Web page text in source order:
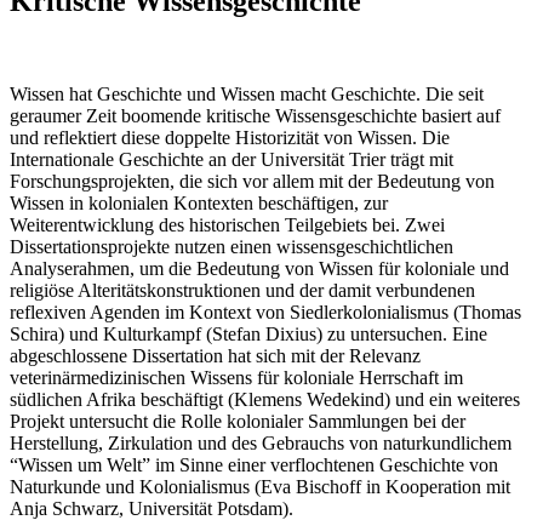
Wissen hat Geschichte und Wissen macht Geschichte. Die seit
geraumer Zeit boomende kritische Wissensgeschichte basiert auf
und reflektiert diese doppelte Historizität von Wissen. Die
Internationale Geschichte an der Universität Trier trägt mit
Forschungsprojekten, die sich vor allem mit der Bedeutung von
Wissen in kolonialen Kontexten beschäftigen, zur
Weiterentwicklung des historischen Teilgebiets bei. Zwei
Dissertationsprojekte nutzen einen wissensgeschichtlichen
Analyserahmen, um die Bedeutung von Wissen für koloniale und
religiöse Alteritätskonstruktionen und der damit verbundenen
reflexiven Agenden im Kontext von Siedlerkolonialismus (Thomas
Schira) und Kulturkampf (Stefan Dixius) zu untersuchen. Eine
abgeschlossene Dissertation hat sich mit der Relevanz
veterinärmedizinischen Wissens für koloniale Herrschaft im
südlichen Afrika beschäftigt (Klemens Wedekind) und ein weiteres
Projekt untersucht die Rolle kolonialer Sammlungen bei der
Herstellung, Zirkulation und des Gebrauchs von naturkundlichem
“Wissen um Welt” im Sinne einer verflochtenen Geschichte von
Naturkunde und Kolonialismus (Eva Bischoff in Kooperation mit
Anja Schwarz, Universität Potsdam).